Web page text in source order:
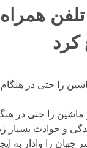
کرد
را حتی در
و حوادث
را وادار به